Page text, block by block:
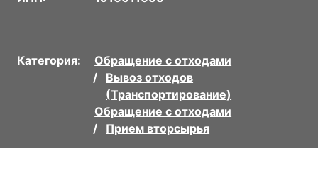
Категория:
Обращение с отходами
Вывоз отходов
(Транспортирование)
Обращение с отходами
Прием вторсырья